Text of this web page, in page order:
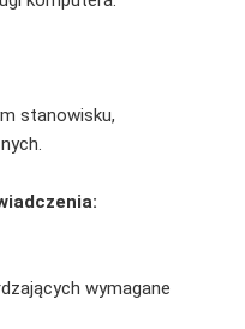
stanowisku,
wymagane